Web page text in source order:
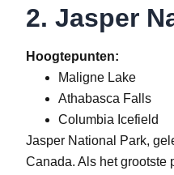
2. Jasper
Hoogtepunten:
Maligne Lake
Athabasca Falls
Columbia Icefield
Jasper National Park,
Canada. Als het grootste